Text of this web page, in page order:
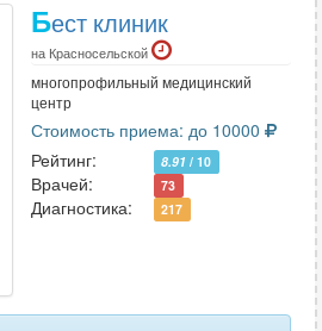
отдела позвоночника
25
Бест клиник
на Красносельской
многопрофильный медицинский
центр
Стоимость приема: до 10000
Рейтинг:
8.91 / 10
Врачей: 73
Диагностика: 217